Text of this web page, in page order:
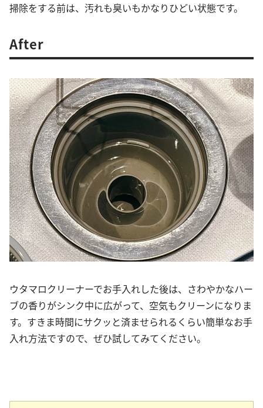
掃除をする前は、汚れも臭いもかなりひどい状態です。
After
ウタマロクリーナーでお手入れした後は、さわやかなハー
ブの香りがシンク中に広がって、空気もクリーンになりま
す。すきま時間にサクッと済ませられるくらい簡単なお手
入れ方法ですので、ぜひ試してみてください。